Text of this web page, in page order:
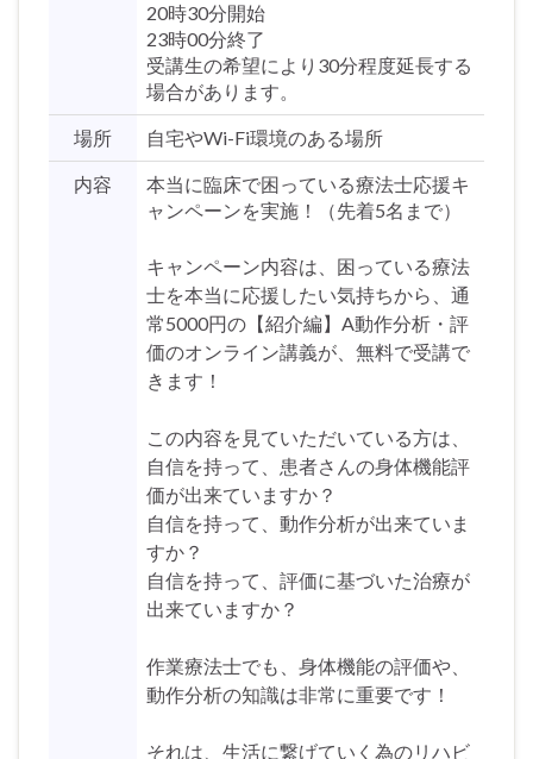
20時30分開始
23時00分終了
受講生の希望により30分程度延長する
場合があります。
場所 自宅やWi-Fi環境のある場所
内容
本当に臨床で困っている療法士応援キ
ャンペーンを実施！（先着5名まで）
キャンペーン内容は、困っている療法
士を本当に応援したい気持ちから、通
常5000円の【紹介編】A動作分析・評
価のオンライン講義が、無料で受講で
きます！
この内容を見ていただいている方は、
自信を持って、患者さんの身体機能評
価が出来ていますか？
自信を持って、動作分析が出来ていま
すか？
自信を持って、評価に基づいた治療が
出来ていますか？
作業療法士でも、身体機能の評価や、
動作分析の知識は非常に重要です！
それは、生活に繋げていく為のリハビ